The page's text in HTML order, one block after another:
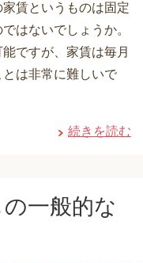
賃というものは固定
はないでしょうか。
ですが、家賃は毎月
は非常に難しいで
続きを読む
一般的な